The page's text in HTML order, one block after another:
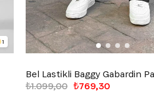
1
₺769,30
₺1.099,00